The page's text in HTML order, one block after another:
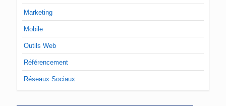
Marketing
Mobile
Outils Web
Référencement
Réseaux Sociaux